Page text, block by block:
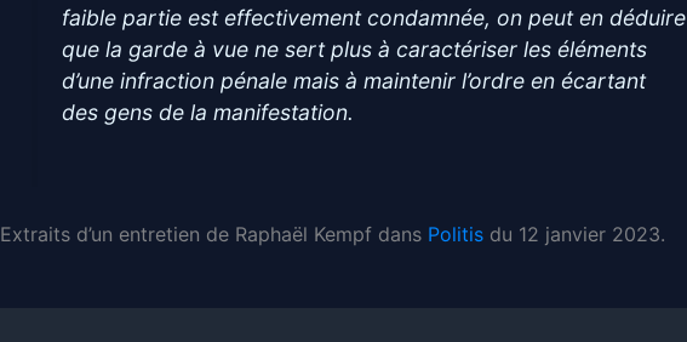
faible partie est effectivement condamnée, on peut en déduire
que la garde à vue ne sert plus à caractériser les éléments
d’une infraction pénale mais à maintenir l’ordre en écartant
des gens de la manifestation.
Extraits d’un entretien de Raphaël Kempf dans Politis du 12 janvier 2023.